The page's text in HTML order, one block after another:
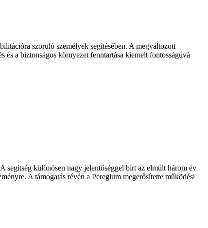
szoruló személyek segítésében. A megváltozott
a biztonságos környezet fenntartása kiemelt fontosságúvá
segítség különösen nagy jelentőséggel bírt az elmúlt három év
A támogatás révén a Peregium megerősítette működési